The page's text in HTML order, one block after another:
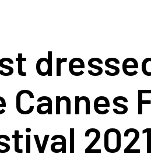
Cannes